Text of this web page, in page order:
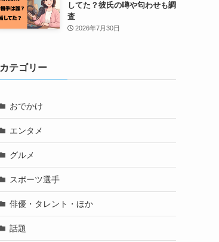
してた？彼氏の噂や匂わせも調
査
2026年7月30日
カテゴリー
おでかけ
エンタメ
グルメ
スポーツ選手
俳優・タレント・ほか
話題